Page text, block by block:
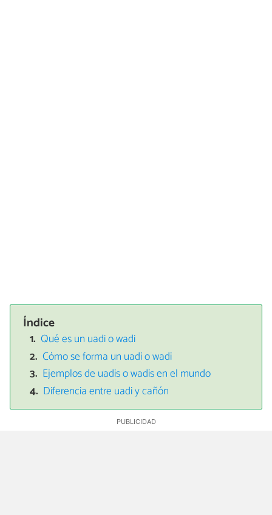
Índice
Qué es un uadi o wadi
Cómo se forma un uadi o wadi
Ejemplos de uadis o wadis en el mundo
Diferencia entre uadi y cañón